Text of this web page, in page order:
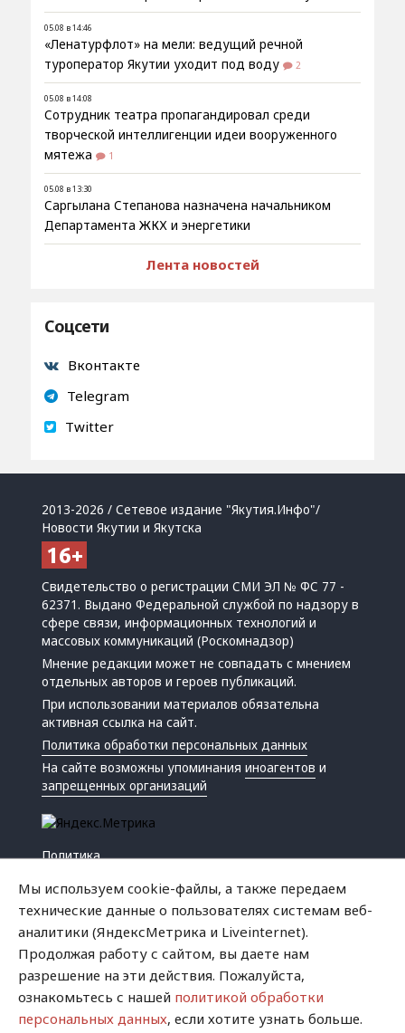
05.08 в 14:46
«Ленатурфлот» на мели: ведущий речной
туроператор Якутии уходит под воду
2
05.08 в 14:08
Сотрудник театра пропагандировал среди
творческой интеллигенции идеи вооруженного
мятежа
1
05.08 в 13:30
Саргылана Степанова назначена начальником
Департамента ЖКХ и энергетики
Лента новостей
Соцсети
Вконтакте
Telegram
Twitter
2013-2026 / Сетевое издание "Якутия.Инфо"/
Новости Якутии и Якутска
Свидетельство о регистрации СМИ ЭЛ № ФС 77 -
62371. Выдано Федеральной службой по надзору в
сфере связи, информационных технологий и
массовых коммуникаций (Роскомнадзор)
Мнение редакции может не совпадать с мнением
отдельных авторов и героев публикаций.
При использовании материалов обязательна
активная ссылка на сайт.
Политика обработки персональных данных
На сайте возможны упоминанияиноагентов и
запрещенных организаций
Политика
Криминал
Успех
Мы используем cookie-файлы, а также передаем
технические данные о пользователях системам веб-
аналитики (ЯндексМетрика и Liveinternet).
Продолжая работу с сайтом, вы даете нам
разрешение на эти действия. Пожалуйста,
ознакомьтесь с нашей политикой обработки
персональных данных, если хотите узнать больше.